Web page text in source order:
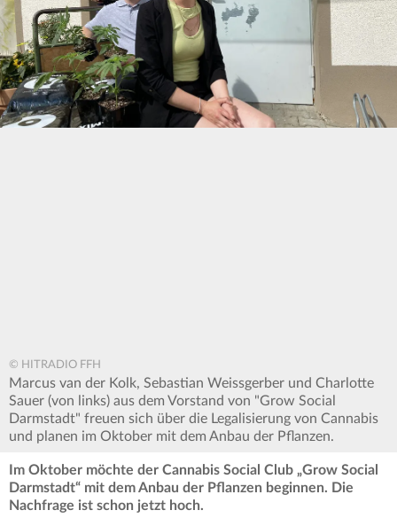
© HITRADIO FFH
Marcus van der Kolk, Sebastian Weissgerber und Charlotte
Sauer (von links) aus dem Vorstand von "Grow Social
Darmstadt" freuen sich über die Legalisierung von Cannabis
und planen im Oktober mit dem Anbau der Pflanzen.
Im Oktober möchte der Cannabis Social Club „Grow Social
Darmstadt“ mit dem Anbau der Pflanzen beginnen. Die
Nachfrage ist schon jetzt hoch.